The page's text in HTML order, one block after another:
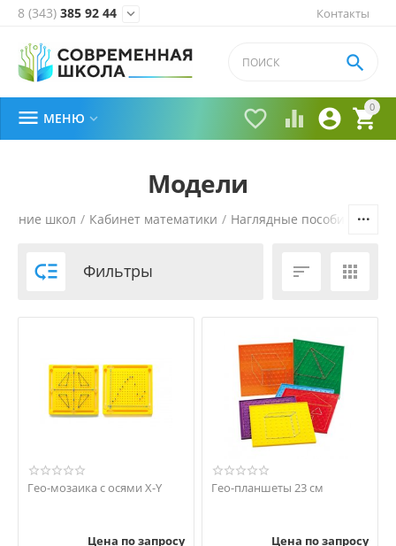
Контакты
8 (343) 385 92 44 
0


 

 МЕНЮ 
Модели
школ / Кабинет математики / Наглядные пособия по
 Фильтры  
Гео-мозаика с осями X-Y
Цена по запросу
Гео-планшеты 23 см
Цена по запросу